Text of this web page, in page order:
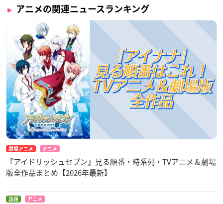
アニメの関連ニュースランキング
劇場アニメ アニメ
『アイドリッシュセブン』見る順番・時系列・TVアニメ＆劇場
版全作品まとめ【2026年最新】
話題 アニメ